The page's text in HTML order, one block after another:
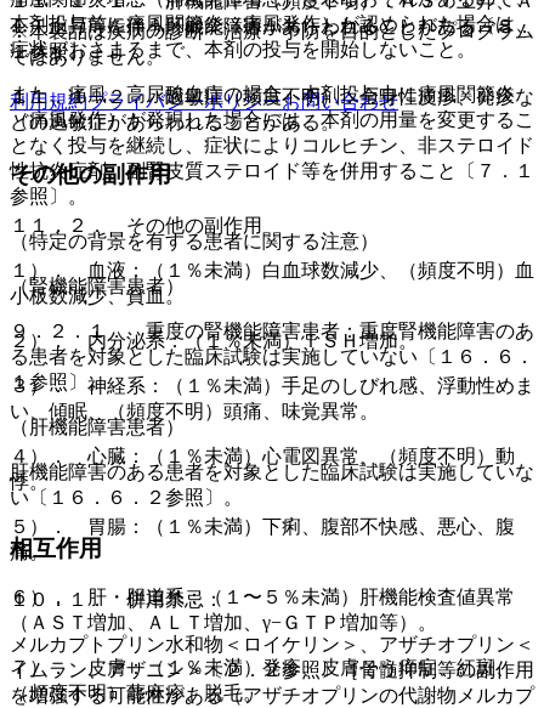
本剤投与前に痛風関節炎（痛風発作）が認められた場合は、
症状がおさまるまで、本剤の投与を開始しないこと。
また、痛風、高尿酸血症の場合、本剤投与中に痛風関節炎
（痛風発作）が発現した場合には、本剤の用量を変更するこ
となく投与を継続し、症状によりコルヒチン、非ステロイド
性抗炎症剤、副腎皮質ステロイド等を併用すること〔７．１
参照〕。
（特定の背景を有する患者に関する注意）
（腎機能障害患者）
９．２．１． 重度の腎機能障害患者：重度腎機能障害のあ
る患者を対象とした臨床試験は実施していない〔１６．６．
１参照〕。
（肝機能障害患者）
肝機能障害のある患者を対象とした臨床試験は実施していな
い〔１６．６．２参照〕。
相互作用
１０．１． 併用禁忌：
メルカプトプリン水和物＜ロイケリン＞、アザチオプリン＜
イムラン、アザニン＞〔２．２参照〕［骨髄抑制等の副作用
を増強する可能性がある（アザチオプリンの代謝物メルカプ
ＬＴ上昇等を伴う肝機能障害があらわれることがある〔８．
１参照〕。
１１．１．２． 過敏症（頻度不明）：全身性皮疹、発疹な
どの過敏症があらわれることがある。
その他の副作用
１１．２． その他の副作用
１）． 血液：（１％未満）白血球数減少、（頻度不明）血
小板数減少、貧血。
２）． 内分泌系：（１％未満）ＴＳＨ増加。
３）． 神経系：（１％未満）手足のしびれ感、浮動性めま
い、傾眠、（頻度不明）頭痛、味覚異常。
４）． 心臓：（１％未満）心電図異常、（頻度不明）動
悸。
５）． 胃腸：（１％未満）下痢、腹部不快感、悪心、腹
痛。
６）． 肝・胆道系：（１〜５％未満）肝機能検査値異常
（ＡＳＴ増加、ＡＬＴ増加、γ−ＧＴＰ増加等）。
７）． 皮膚：（１％未満）発疹、皮膚そう痒症、紅斑、
（頻度不明）蕁麻疹、脱毛。
※本製品は疾病の診断・治療・予防を目的としたプログラム
ではありません。
利用規約プライバシーポリシーお問い合わせ